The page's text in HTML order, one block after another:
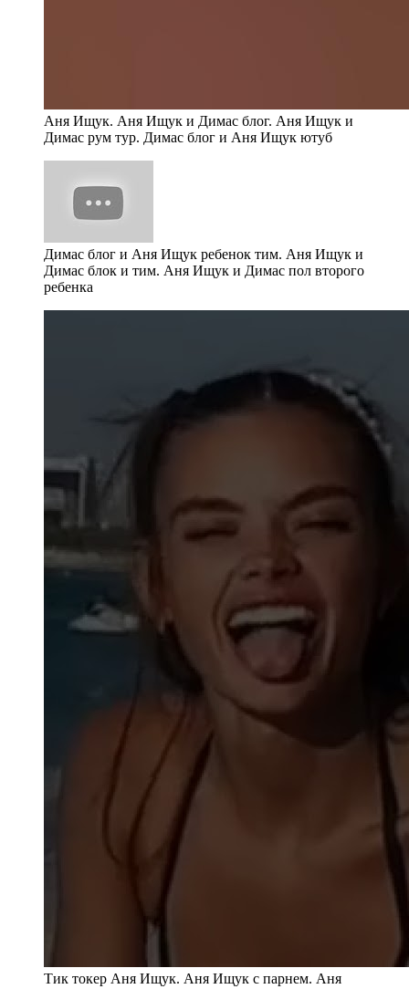
Аня Ищук. Аня Ищук и Димас блог. Аня Ищук и
Димас рум тур. Димас блог и Аня Ищук ютуб
Димас блог и Аня Ищук ребенок тим. Аня Ищук и
Димас блок и тим. Аня Ищук и Димас пол второго
ребенка
Тик токер Аня Ищук. Аня Ищук с парнем. Аня